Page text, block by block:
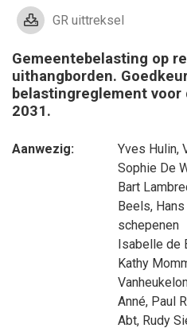
GR uittreksel
Gemeentebelasting op
uithangborden.
belastingreglement voor
2031.
Aanwezig: Yves Hulin,
Sophie De
Bart
Beels,
schepenen
Isabelle de
Kathy
Anné, Paul
Abt, Rudy